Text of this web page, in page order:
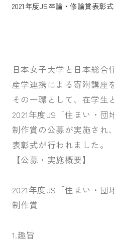
在学生の皆さま
卒
企業の皆さま
学校法人日本女子大学
附属豊明幼稚園
附属豊明小学校
2021年度JS卒論・修論賞表彰
日本女子大学と日本総合
産学連携による寄附講座
その一環として、在学生
2021年度JS「住まい・団
制作賞の公募が実施され
表彰式が行われました。
【公募・実施概要】
2021年度JS「住まい・団
制作賞
1.趣旨